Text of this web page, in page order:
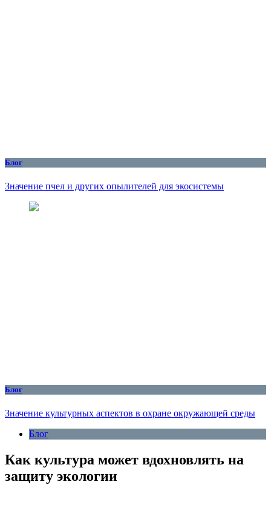
Блог
Значение пчел и других опылителей для экосистемы
Блог
Значение культурных аспектов в охране окружающей среды
Блог
Как культура может вдохновлять на
защиту экологии